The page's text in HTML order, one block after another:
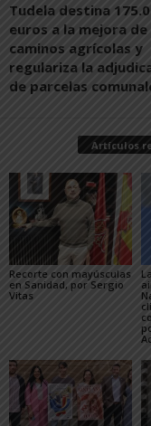
Tudela destina
euros a la mejora de
caminos agrícolas y
regulariza la
de parcelas
Artículos
Recorte con mayúsculas
en Sanidad, por Sergio
Vitas